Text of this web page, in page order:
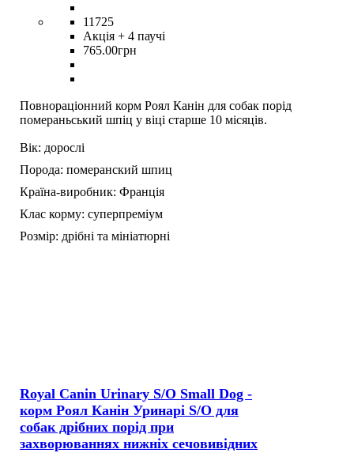
11725
Акція + 4 паучі
765.00грн
Повнораціонний корм Роял Канін для собак порід
помераньський шпіц у віці старше 10 місяців.
Вік: дорослі
Порода: померанский шпиц
Країна-виробник: Франція
Клас корму: суперпреміум
Розмір: дрібні та мініатюрні
Royal Canin Urinary S/O Small Dog -
корм Роял Канін Уринарі S/O для
собак дрібних порід при
захворюваннях нижніх сечовивідних